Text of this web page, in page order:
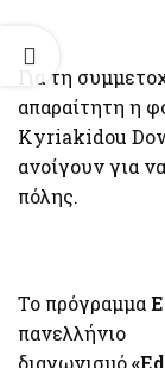
Για τη
απαραίτητη η
Kyriakidou
ανοίγουν για
πόλης.
Το πρόγραμμα
πανελλήνιο
διαγωνισμό